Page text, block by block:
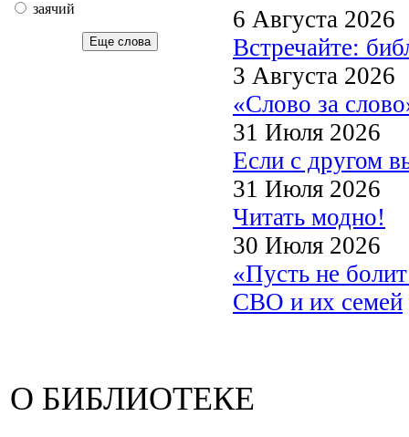
заячий
Еще слова
6 Августа 2026
Встречайте:
3 Августа 2026
«Слово за
31 Июля 2026
Если с другом
31 Июля 2026
Читать модно!
30 Июля 2026
«Пусть не
СВО и их семей
О БИБЛИОТЕКЕ